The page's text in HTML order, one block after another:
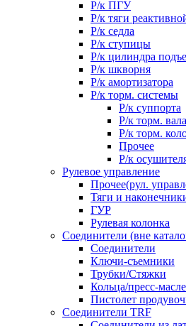
Р/к ПГУ
Р/к тяги
Р/к седла
Р/к ступицы
Р/к цилиндра
Р/к шкворня
Р/к амортизатора
Р/к торм. системы
Р/к суппорта
Р/к торм. вала
Р/к торм.
Прочее
Р/к
Рулевое управление
Прочее(рул.
Тяги и
ГУР
Рулевая колонка
Соединители (вне
Соединители
Ключи-cъемники
Трубки/Стяжки
Кольца/пресс-
Пистолет
Соединители TRF